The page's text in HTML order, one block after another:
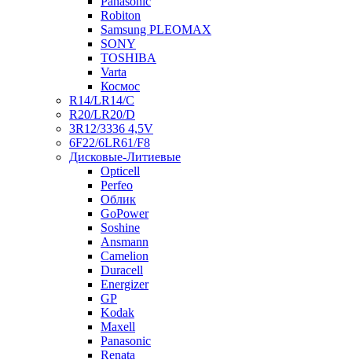
Robiton
Samsung PLEOMAX
SONY
TOSHIBA
Varta
Космос
R14/LR14/C
R20/LR20/D
3R12/3336 4,5V
6F22/6LR61/F8
Дисковые-Литиевые
Opticell
Perfeo
Облик
GoPower
Soshine
Ansmann
Camelion
Duracell
Energizer
GP
Kodak
Maxell
Panasonic
Renata